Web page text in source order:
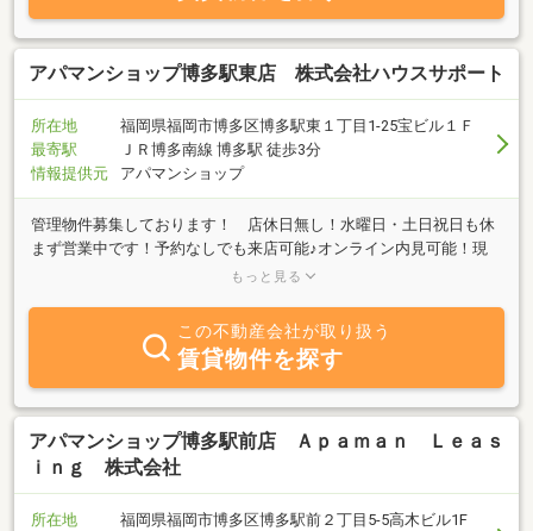
アパマンショップ博多駅東店 株式会社ハウスサポート
所在地
福岡県福岡市博多区博多駅東１丁目1-25宝ビル１Ｆ
最寄駅
ＪＲ博多南線 博多駅 徒歩3分
情報提供元
アパマンショップ
管理物件募集しております！ 店休日無し！水曜日・土日祝日も休
まず営業中です！予約なしでも来店可能♪オンライン内見可能！現
地待ち合わせも可能♪女性スタッフ在籍しています。売買・テナン
貸住宅メンテナンス主任者も在籍中。
もっと見る
この不動産会社が取り扱う
賃貸物件を探す
アパマンショップ博多駅前店 Ａｐａｍａｎ Ｌｅａｓ
ｉｎｇ 株式会社
所在地
福岡県福岡市博多区博多駅前２丁目5-5高木ビル1F